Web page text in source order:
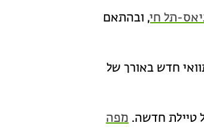
תל חי, ובהתאם
חדש באורך של
טיילת חדשה. מפה